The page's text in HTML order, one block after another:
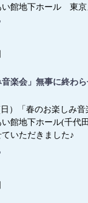
い館地下ホール 東京
音楽会」無事に終わ
）「春のお楽しみ音
館地下ホール(千代
いただきました♪